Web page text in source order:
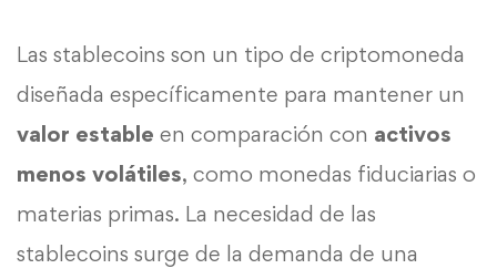
Las stablecoins son un tipo de criptomoneda
diseñada específicamente para mantener un
valor estable en comparación con activos
menos volátiles, como monedas fiduciarias o
materias primas. La necesidad de las
stablecoins surge de la demanda de una